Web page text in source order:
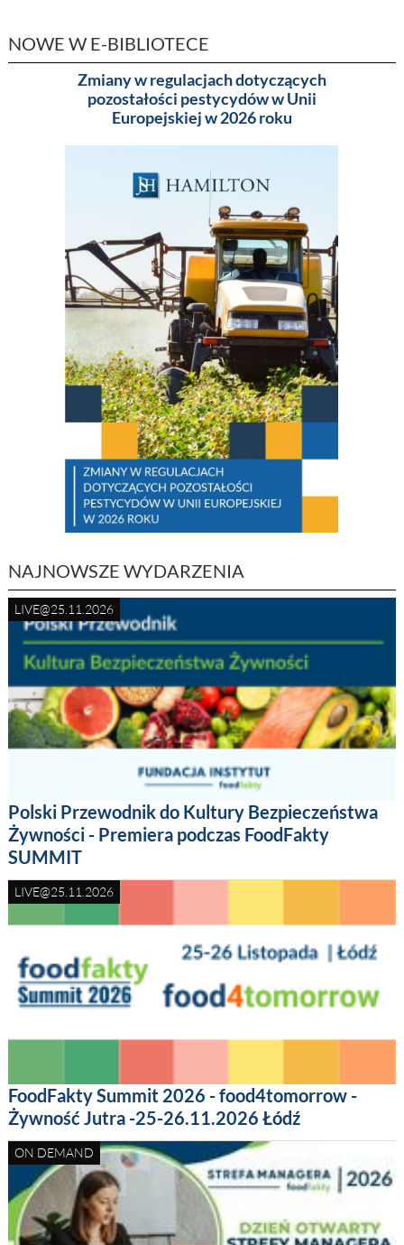
NOWE W E-BIBLIOTECE
Zmiany w regulacjach dotyczących
pozostałości pestycydów w Unii
Europejskiej w 2026 roku
NAJNOWSZE WYDARZENIA
LIVE@25.11.2026
Polski Przewodnik do Kultury Bezpieczeństwa
Żywności - Premiera podczas FoodFakty
SUMMIT
LIVE@25.11.2026
FoodFakty Summit 2026 - food4tomorrow -
Żywność Jutra -25-26.11.2026 Łódź
ON DEMAND